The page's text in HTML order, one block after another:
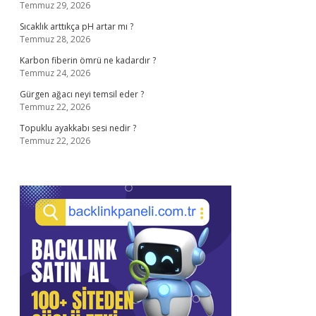
Temmuz 29, 2026
Sıcaklık arttıkça pH artar mı ?
Temmuz 28, 2026
Karbon fiberin ömrü ne kadardır ?
Temmuz 24, 2026
Gürgen ağacı neyi temsil eder ?
Temmuz 22, 2026
Topuklu ayakkabı sesi nedir ?
Temmuz 22, 2026